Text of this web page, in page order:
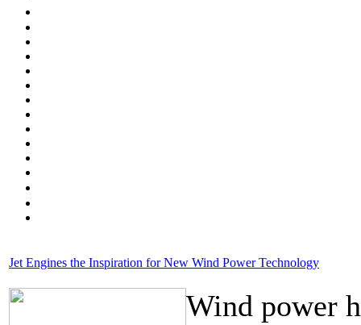
Jet Engines the Inspiration for New Wind Power Technology
Wind power